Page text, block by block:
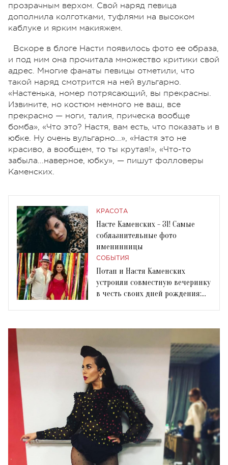
прозрачным верхом. Свой наряд певица
дополнила колготками, туфлями на высоком
каблуке и ярким макияжем.
Вскоре в блоге Насти появилось фото ее образа,
и под ним она прочитала множество критики свой
адрес. Многие фанаты певицы отметили, что
такой наряд смотрится на ней вульгарно.
«Настенька, номер потрясающий, вы прекрасны.
Извините, но костюм немного не ваш, все
прекрасно — ноги, талия, прическа вообще
бомба», «Что это? Настя, вам есть, что показать и в
юбке. Ну очень вульгарно...», «Настя это не
красиво, а вообщем, то ты крутая!», «Что-то
забыла...наверное, юбку», — пишут фолловеры
Каменских.
КРАСОТА
Насте Каменских - 31! Самые
соблазнительные фото
именинницы
СОБЫТИЯ
Потап и Настя Каменских
устроили совместную вечеринку
в честь своих дней рождения: